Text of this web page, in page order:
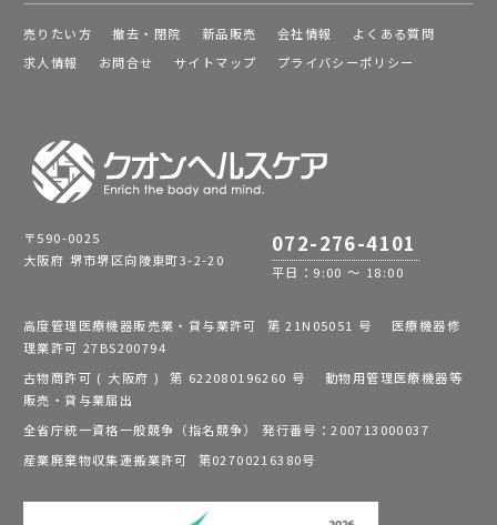
売りたい方 撤去・閉院 新品販売 会社情報
よくある質問
求人情報
お問合せ サイトマップ プライバシーポリシー
〒590-0025
大阪府 堺市堺区向陵東町3-2-20
072-276-4101
平日：9:00 ～ 18:00
高度管理医療機器販売業・貸与業許可 第 21N05051 号 医療機器修
理業許可 27BS200794
古物商許可 ( 大阪府 ) 第 622080196260 号 動物用管理医療機器等
販売・貸与業届出
全省庁統一資格一般競争（指名競争） 発行番号：200713000037
産業廃棄物収集運搬業許可 第02700216380号